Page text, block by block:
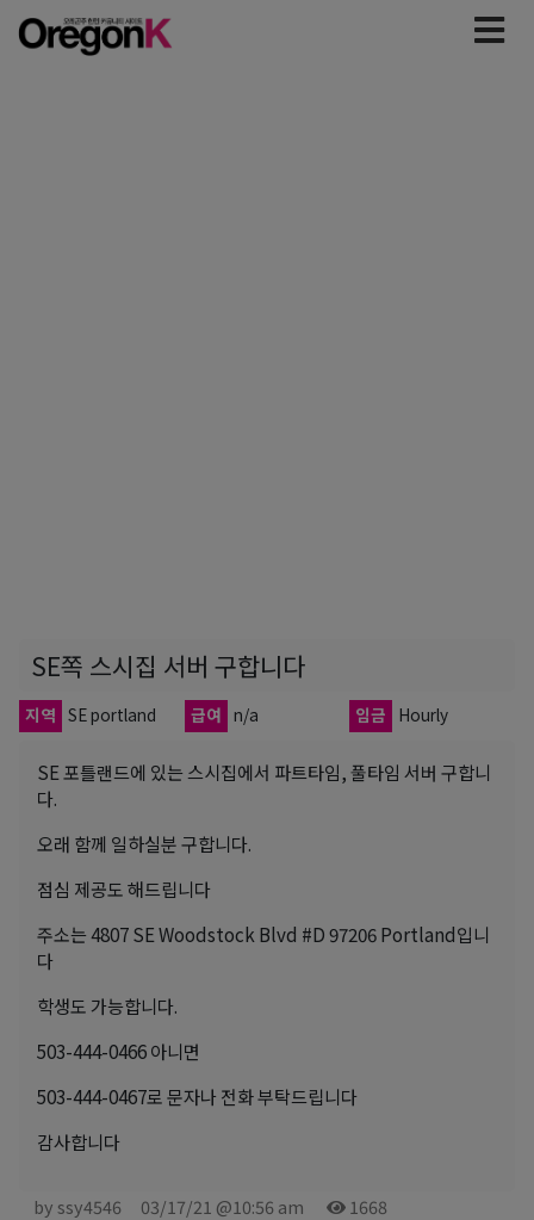
SE쪽 스시집 서버 구합니다
지역 SE portland 급여 n/a 임금 Hourly
SE 포틀랜드에 있는 스시집에서 파트타임, 풀타임 서버 구합니
다.
오래 함께 일하실분 구합니다.
점심 제공도 해드립니다
주소는 4807 SE Woodstock Blvd #D 97206 Portland입니
다
학생도 가능합니다.
503-444-0466 아니면
503-444-0467로 문자나 전화 부탁드립니다
감사합니다
by ssy4546 03/17/21 @10:56 am 1668